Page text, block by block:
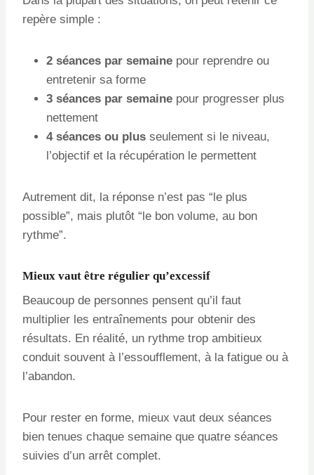
repère simple :
2 séances par semaine pour reprendre ou
entretenir sa forme
3 séances par semaine pour progresser plus
nettement
4 séances ou plus seulement si le niveau,
l’objectif et la récupération le permettent
Autrement dit, la réponse n’est pas “le plus
possible”, mais plutôt “le bon volume, au bon
rythme”.
Mieux vaut être régulier qu’excessif
Beaucoup de personnes pensent qu’il faut
multiplier les entraînements pour obtenir des
résultats. En réalité, un rythme trop ambitieux
conduit souvent à l’essoufflement, à la fatigue ou à
l’abandon.
Pour rester en forme, mieux vaut deux séances
bien tenues chaque semaine que quatre séances
suivies d’un arrêt complet.